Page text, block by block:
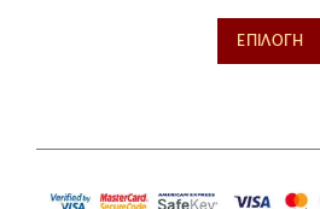
price
was:
ΕΠΙΛΟΓΉ